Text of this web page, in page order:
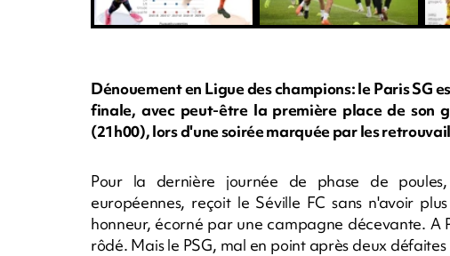
Dénouement en Ligue des champions: le Paris SG
finale, avec peut-être la première place de son
(21h00), lors d'une soirée marquée par les
Pour la dernière journée de phase de
européennes, reçoit le Séville FC sans n'avoir
honneur, écorné par une campagne décevante. A
rôdé. Mais le PSG, mal en point après deux